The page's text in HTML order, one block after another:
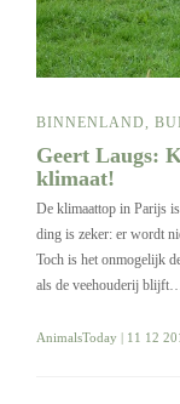
BINNENLAND,
Geert Laugs:
klimaat!
De klimaattop in Parijs
ding is zeker: er wordt
Toch is het onmogelijk
als de veehouderij
AnimalsToday | 11 12